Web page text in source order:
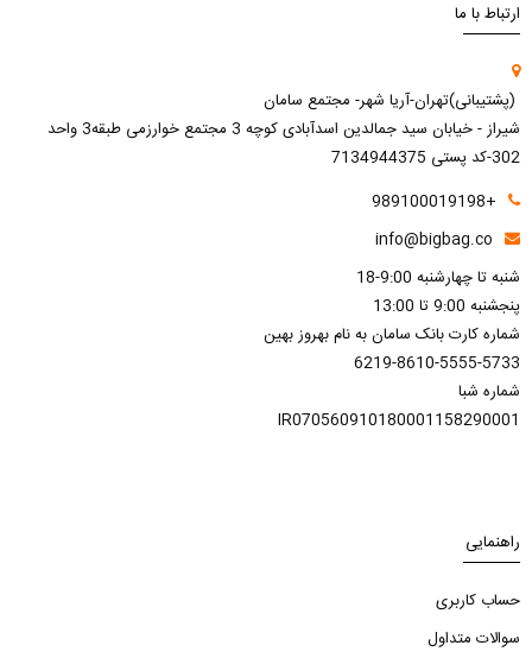
ارتباط با ما
(پشتیبانی)تهران-آریا شهر- مجتمع سامان
شیراز - خیابان سید جمالدین اسدآبادی کوچه 3 مجتمع خوارزمی طبقه3 واحد
302-کد پستی 7134944375
+989100019198
info@bigbag.co
شنبه تا چهارشنبه 9:00-18
پنجشنبه 9:00 تا 13:00
شماره کارت بانک سامان به نام بهروز بهین
6219-8610-5555-5733
شماره شبا
IR070560910180001158290001
راهنمایی
حساب کاربری
سوالات متداول